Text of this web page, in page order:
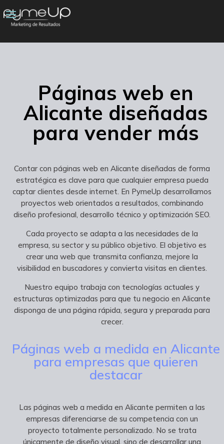
Páginas web en
Alicante diseñadas
para vender más
Contar con páginas web en Alicante diseñadas de forma
estratégica es clave para que cualquier empresa pueda
captar clientes desde internet. En PymeUp desarrollamos
proyectos web orientados a resultados, combinando
diseño profesional, desarrollo técnico y optimización SEO.
Cada proyecto se adapta a las necesidades de la
empresa, su sector y su público objetivo. El objetivo es
crear una web que transmita confianza, mejore la
visibilidad en buscadores y convierta visitas en clientes.
Nuestro equipo trabaja con tecnologías actuales y
estructuras optimizadas para que tu negocio en Alicante
disponga de una página rápida, segura y preparada para
crecer.
Páginas web a medida en Alicante
para empresas que quieren
destacar
Las páginas web a medida en Alicante permiten a las
empresas diferenciarse de su competencia con un
proyecto totalmente personalizado. No se trata
únicamente de diseño visual, sino de desarrollar una